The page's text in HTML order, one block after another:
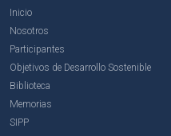
Inicio
Nosotros
Participantes
Objetivos de Desarrollo Sostenible
Biblioteca
Memorias
SIPP